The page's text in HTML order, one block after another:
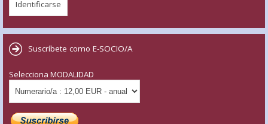
Suscríbete como E-SOCIO/A
Selecciona MODALIDAD